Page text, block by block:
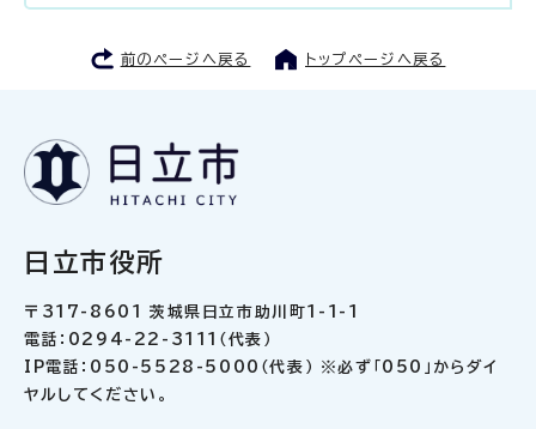
前のページへ戻る トップページへ戻る
日立市役所
〒317-8601 茨城県日立市助川町1-1-1
電話：0294-22-3111（代表）
IP電話：050-5528-5000（代表） ※必ず「050」からダイ
ヤルしてください。